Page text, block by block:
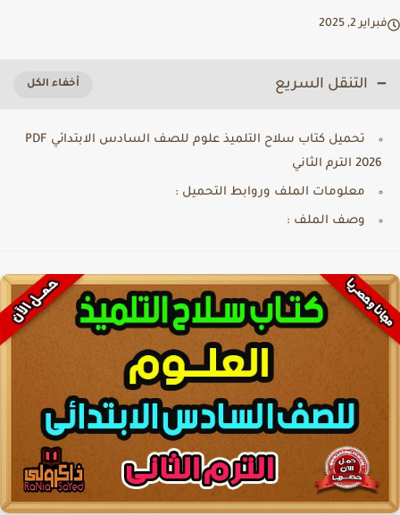
2, 2025
التنقل السريع
تحميل كتاب سلاح التلميذ علوم للصف السادس الابتدائي PDF
2026 الترم الثاني
معلومات الملف وروابط التحميل :
وصف الملف :